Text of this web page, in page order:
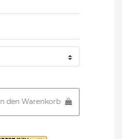
In den Warenkorb